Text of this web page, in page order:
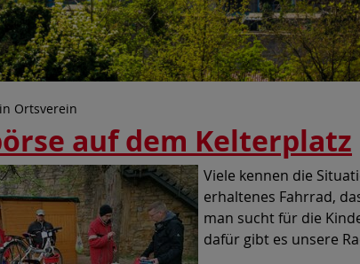
in Ortsverein
auf dem Kelterplatz
Viele kennen die
erhaltenes Fahrrad,
man sucht für die
dafür gibt es unsere